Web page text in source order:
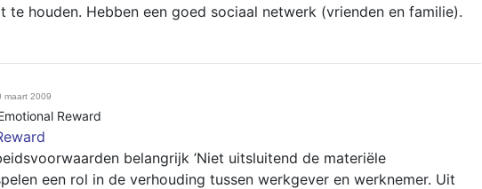
te houden. Hebben een goed sociaal netwerk (vrienden en familie).
maart 2009
Reward
belangrijk ’Niet uitsluitend de materiële
een rol in de verhouding tussen werkgever en werknemer. Uit